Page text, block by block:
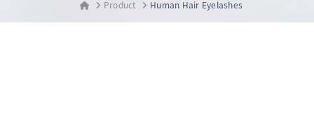
Product Human Hair Eyelashes